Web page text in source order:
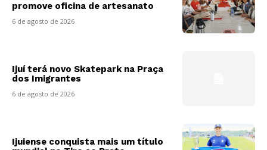
promove oficina de artesanato
6 de agosto de 2026
Ijuí terá novo Skatepark na Praça
dos Imigrantes
6 de agosto de 2026
Ijuiense conquista mais um título